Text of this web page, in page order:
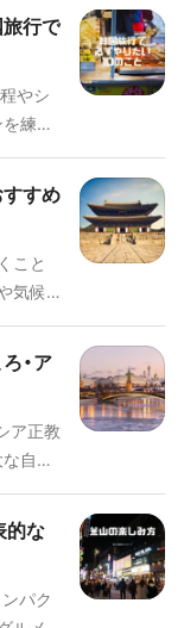
につ
しょ
旅行で
やシ
練り
すめ
こと
気候
りま
につ
・ア
ア正教
自然
注目
はロ
して
しま
的な
パク